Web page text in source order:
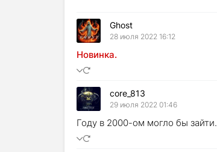
Ghost
28 июля 2022 16:12
Новинка.
core_813
29 июля 2022 01:46
Году в 2000-ом могло бы зайти.